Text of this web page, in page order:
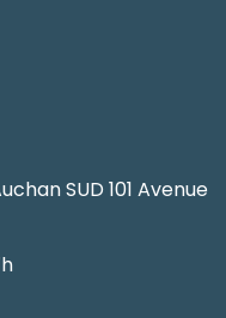
SUD 101 Avenue